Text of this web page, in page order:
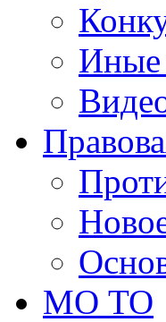
Иные
МО ТО